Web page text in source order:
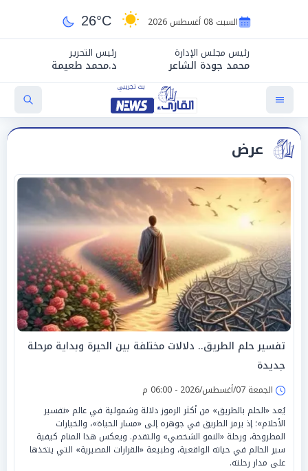
السبت 08 أغسطس 2026 26°C
رئيس مجلس الإدارة
محمد جودة الشاعر
رئيس التحرير
د.محمد طعيمة
عرض
تفسير حلم الطريق.. دلالات مختلفة بين الحيرة وبداية مرحلة
جديدة
الجمعة 07/أغسطس/2026 - 06:00 م
يُعد «الحلم بالطريق» من أكثر الرموز دلالة وشمولية في عالم «تفسير
الأحلام»؛ إذ يرمز الطريق في جوهره إلى «مسار الحياة»، والخيارات
المطروحة، ورحلة «النمو الشخصي» والتقدم. ويعكس هذا المنام كيفية
سير الحالم في حياته الواقعية، وطبيعة «القرارات المصيرية» التي يتخذها
على مدار رحلته.